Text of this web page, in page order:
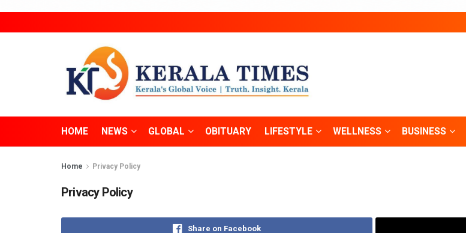
HOME NEWS GLOBAL OBITUARY LIFESTYLE WELLNESS BUSINESS
Home Privacy Policy
Privacy Policy
Share on Facebook